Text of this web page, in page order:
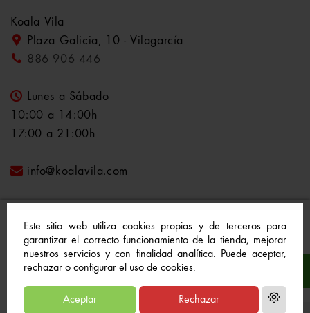
Este sitio web utiliza cookies propias y de terceros para
garantizar el correcto funcionamiento de la tienda, mejorar
nuestros servicios y con finalidad analítica. Puede aceptar,
rechazar o configurar el uso de cookies.
Aceptar Rechazar
Koala Vila
Plaza Galicia, 10 - Vilagarcía
886 906 446
Lunes a Sábado
10:00 a 14:00h
17:00 a 21:00h
info@koalavila.com
© 2021-2022 Koala Vila™. Todos los derechos